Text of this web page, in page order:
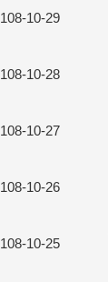
108-10-29
108-10-28
108-10-27
108-10-26
108-10-25